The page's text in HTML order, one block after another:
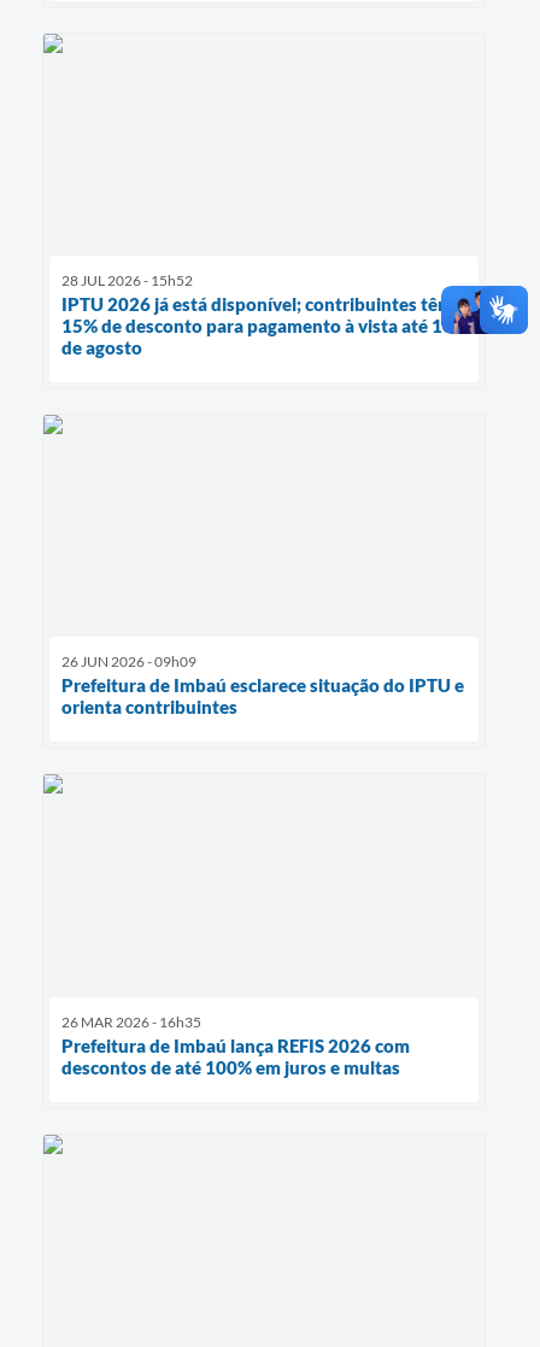
28 JUL 2026 - 15h52
IPTU 2026 já está disponível; contribuintes têm
15% de desconto para pagamento à vista até 10
de agosto
26 JUN 2026 - 09h09
Prefeitura de Imbaú esclarece situação do IPTU e
orienta contribuintes
26 MAR 2026 - 16h35
Prefeitura de Imbaú lança REFIS 2026 com
descontos de até 100% em juros e multas